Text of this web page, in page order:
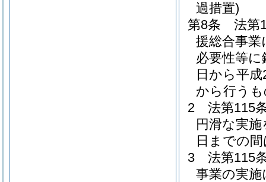
過措置)
第8条
法第
援総合事
必要性等
日から平
から行う
2
法第115
円滑な実
日までの
3
法第115
事業の実施